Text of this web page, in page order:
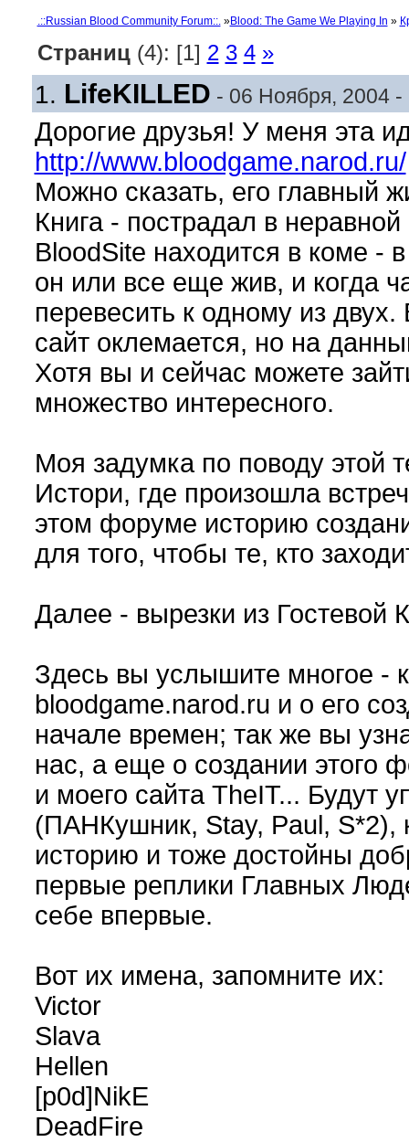
.::Russian Blood Community Forum::.»Blood: The Game We Playing In »
Страниц(4): [1] 2 3 4 »
1. LifeKILLED - 06 Ноября, 2004 -
Дорогие друзья! У меня эта
http://www.bloodgame.narod.ru/
Можно сказать, его главный
Книга - пострадал в
BloodSite находится в коме -
он или все еще жив, и когда
перевесить к одному из
сайт оклемается, но на
Хотя вы и сейчас можете
множество интересного.
Моя задумка по поводу этой
Истори, где произошла
этом форуме историю
для того, чтобы те, кто
Далее - вырезки из Гостевой
Здесь вы услышите многое -
bloodgame.narod.ru и о его
начале времен; так же вы
нас, а еще о создании этого
и моего сайта TheIT... Будут
(ПАНКушник, Stay, Paul, S*2),
историю и тоже достойны
первые реплики Главных
себе впервые.
Вот их имена, запомните их:
Victor
Slava
Hellen
[p0d]NikE
DeadFire